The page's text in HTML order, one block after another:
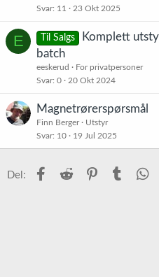
Svar 11 23 Okt 2025
E Til Salgs
Komplett
batch
eeskerud
For privatpersoner
Svar 0 20 Okt 2024
Magnetrørerspørsmål
Finn Berger
Utstyr
Svar 10 19 Jul 2025
Del: Facebook
Reddit PinterestTumblr